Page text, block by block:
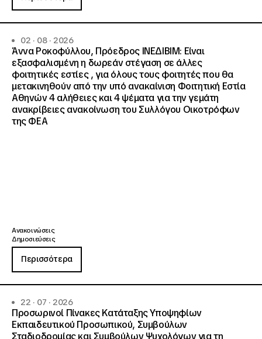
02 · 08 · 2026
Άννα Ροκοφύλλου, Πρόεδρος ΙΝΕΔΙΒΙΜ: Είναι
εξασφαλισμένη η δωρεάν στέγαση σε άλλες
φοιτητικές εστίες , για όλους τους φοιτητές που θα
μετακινηθούν από την υπό ανακαίνιση Φοιτητική Εστία
Αθηνών 4 αλήθειες και 4 ψέματα για την γεμάτη
ανακρίβειες ανακοίνωση του Συλλόγου Οικοτρόφων
της ΦΕΑ
Ανακοινώσεις
Δημοσιεύσεις
Περισσότερα
22 · 07 · 2026
Προσωρινοί Πίνακες Κατάταξης Υποψηφίων
Εκπαιδευτικού Προσωπικού, Συμβούλων
Σταδιοδρομίας και Συμβούλων Ψυχολόγων για τη